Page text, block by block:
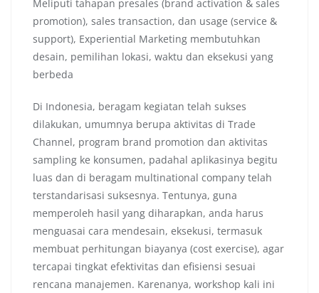
Meliputi tahapan presales (brand activation & sales
promotion), sales transaction, dan usage (service &
support), Experiential Marketing membutuhkan
desain, pemilihan lokasi, waktu dan eksekusi yang
berbeda
Di Indonesia, beragam kegiatan telah sukses
dilakukan, umumnya berupa aktivitas di Trade
Channel, program brand promotion dan aktivitas
sampling ke konsumen, padahal aplikasinya begitu
luas dan di beragam multinational company telah
terstandarisasi suksesnya. Tentunya, guna
memperoleh hasil yang diharapkan, anda harus
menguasai cara mendesain, eksekusi, termasuk
membuat perhitungan biayanya (cost exercise), agar
tercapai tingkat efektivitas dan efisiensi sesuai
rencana manajemen. Karenanya, workshop kali ini